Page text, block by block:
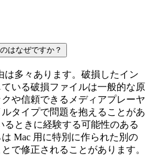
はなぜですか？
多々あります。破損したイン
いる破損ファイルは一般的な原
や信頼できるメディアプレーヤ
タイプで問題を抱えることがあ
るときに経験する可能性のある
Mac 用に特別に作られた別の
で修正されることがあります。